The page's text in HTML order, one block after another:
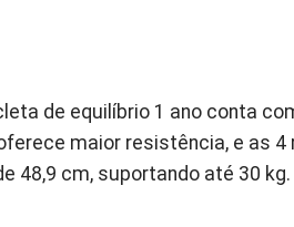
de equilíbrio 1 ano conta
maior resistência, e as
48,9 cm, suportando até 30 kg.